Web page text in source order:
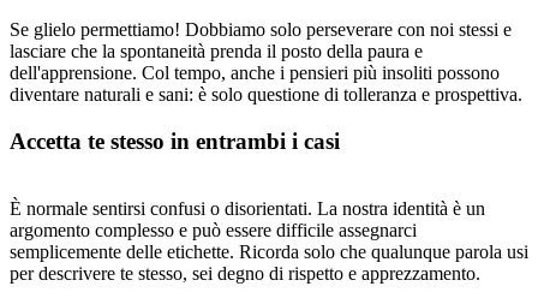
Se glielo permettiamo! Dobbiamo solo perseverare con noi stessi e
lasciare che la spontaneità prenda il posto della paura e
dell'apprensione. Col tempo, anche i pensieri più insoliti possono
diventare naturali e sani: è solo questione di tolleranza e prospettiva.
Accetta te stesso in entrambi i casi
È normale sentirsi confusi o disorientati. La nostra identità è un
argomento complesso e può essere difficile assegnarci
semplicemente delle etichette. Ricorda solo che qualunque parola usi
per descrivere te stesso, sei degno di rispetto e apprezzamento.